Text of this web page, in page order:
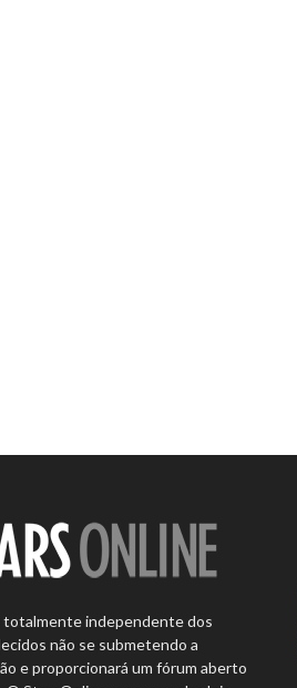
totalmente independente dos
não se submetendo a
e proporcionará um fórum aberto